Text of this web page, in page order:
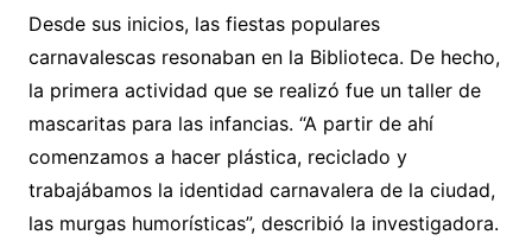
Desde sus inicios, las fiestas populares
carnavalescas resonaban en la Biblioteca. De hecho,
la primera actividad que se realizó fue un taller de
mascaritas para las infancias. “A partir de ahí
comenzamos a hacer plástica, reciclado y
trabajábamos la identidad carnavalera de la ciudad,
las murgas humorísticas”, describió la investigadora.